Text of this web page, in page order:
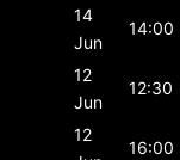
14
Jun
14:00
12
Jun
12:30
12
16:00